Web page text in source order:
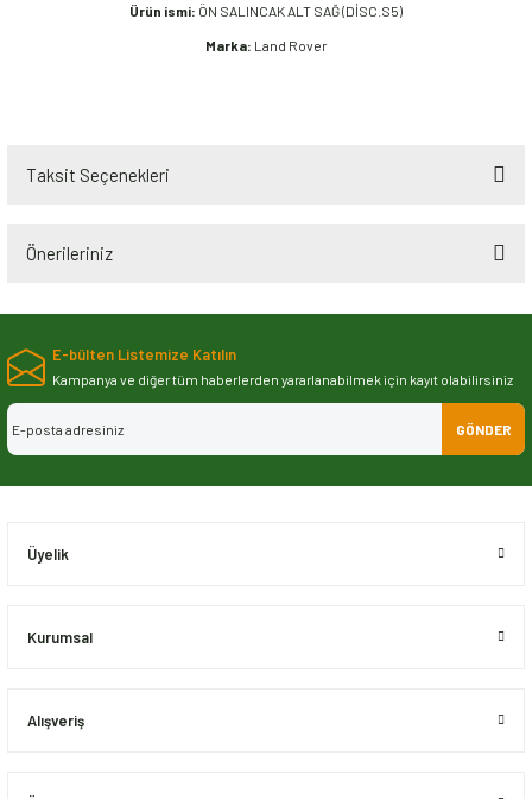
Ürün ismi: ÖN SALINCAK ALT SAĞ (DİSC.S5)
Marka: Land Rover
Taksit Seçenekleri
Önerileriniz
Bu ürünün fiyat bilgisi, resim, ürün açıklamalarında ve diğer konularda
iletebilirsiniz.
Görüş ve önerileriniz için teşekkür ederiz.
Ürün resmi kalitesiz, bozuk veya görüntülenemiyor.
E-bülten Listemize Katılın
Kampanya ve diğer tüm haberlerden yararlanabilmek için kayıt olabilirsiniz
GÖNDER
Üyelik
Kurumsal
Alışveriş